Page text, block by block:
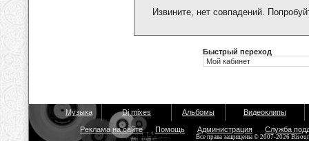
Извините, нет совпадений.
Быстрый переход
Музыка Dj mixes Альбомы Видеоклипы
Реклама на сайте Помощь Администрация Служба
Все права защищены © 2007-2026